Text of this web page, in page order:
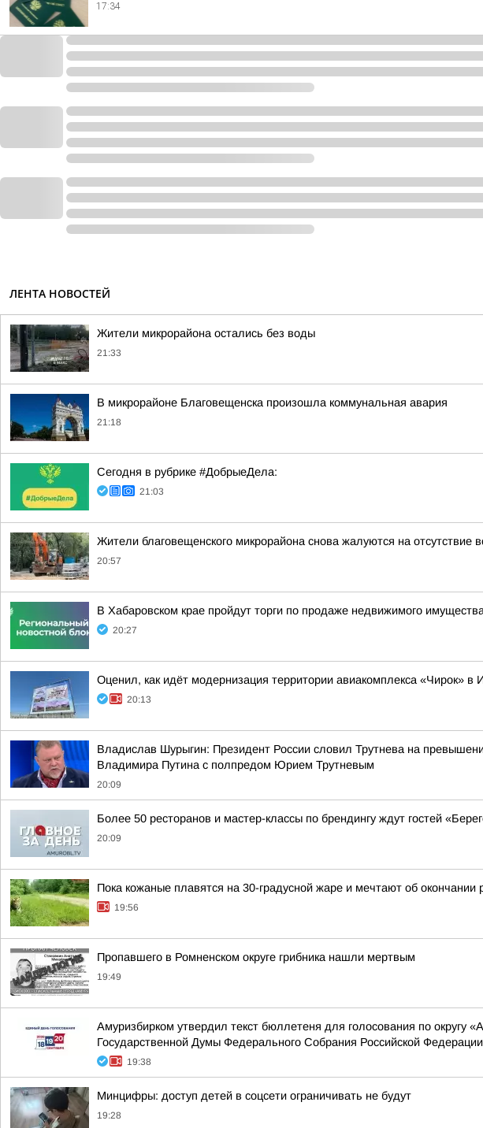
17:34
ЛЕНТА НОВОСТЕЙ
Жители микрорайона остались без воды
21:33
В микрорайоне Благовещенска произошла коммунальная авария
21:18
Сегодня в рубрике #ДобрыеДела:
21:03
Жители благовещенского микрорайона снова жалуются на отсутствие
20:57
В Хабаровском крае пройдут торги по продаже недвижимого имущества
20:27
Оценил, как идёт модернизация территории авиакомплекса «Чирок» в
20:13
Владислав Шурыгин: Президент России словил Трутнева на
Владимира Путина с полпредом Юрием Трутневым
20:09
Более 50 ресторанов и мастер-классы по брендингу ждут гостей
20:09
Пока кожаные плавятся на 30-градусной жаре и мечтают об
19:56
Пропавшего в Ромненском округе грибника нашли мертвым
19:49
Амуризбирком утвердил текст бюллетеня для голосования по округу
Государственной Думы Федерального Собрания Российской
19:38
Минцифры: доступ детей в соцсети ограничивать не будут
19:28